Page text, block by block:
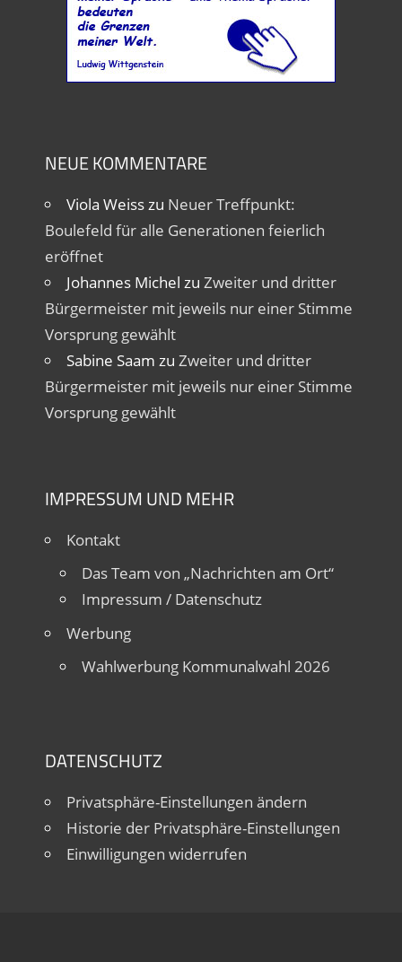
NEUE KOMMENTARE
Viola Weisszu Neuer Treffpunkt:
Boulefeld für alle Generationen feierlich
eröffnet
Johannes Michel zu Zweiter und dritter
Bürgermeister mit jeweils nur einer Stimme
Vorsprung gewählt
Sabine Saam zu Zweiter und dritter
Bürgermeister mit jeweils nur einer Stimme
Vorsprung gewählt
IMPRESSUM UND MEHR
Kontakt
Das Team von „Nachrichten am Ort“
Impressum / Datenschutz
Werbung
Wahlwerbung Kommunalwahl 2026
DATENSCHUTZ
Privatsphäre-Einstellungen ändern
Historie der Privatsphäre-Einstellungen
Einwilligungen widerrufen